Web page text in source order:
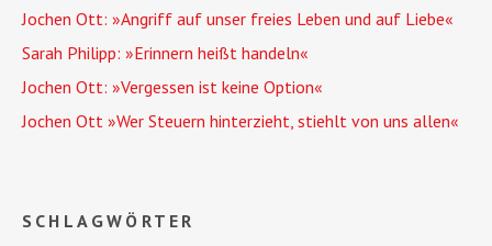
Jochen Ott: »Angriff auf unser freies Leben und auf Liebe«
Sarah Philipp: »Erinnern heißt handeln«
Jochen Ott: »Vergessen ist keine Option«
Jochen Ott »Wer Steuern hinterzieht, stiehlt von uns allen«
SCHLAGWÖRTER